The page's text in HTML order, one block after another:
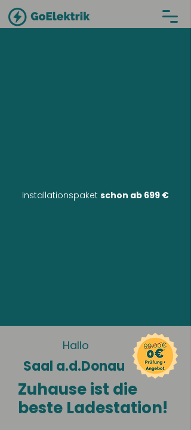
Installationspaket schon ab 699 €
Hallo
Saal a.d.Donau
Zuhause ist die
beste Ladestation!